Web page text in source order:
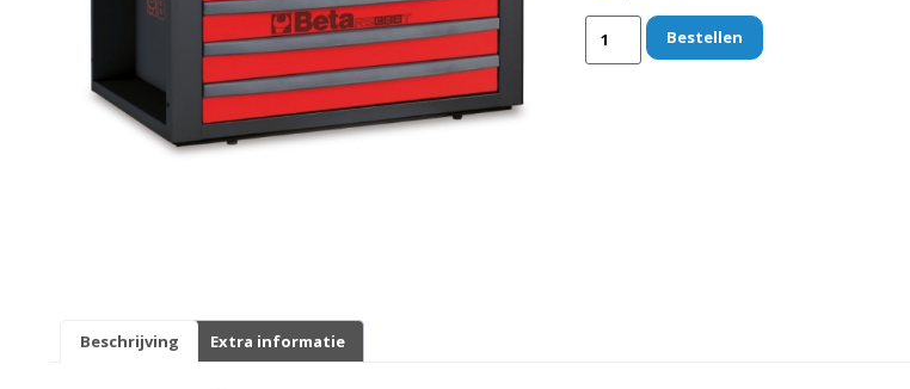
Originele Peugeot-onderdelen
Originele Piaggio/Vespa-onderdelen
Originele Sym-onderdelen
Bestellen
Beschrijving Extra informatie